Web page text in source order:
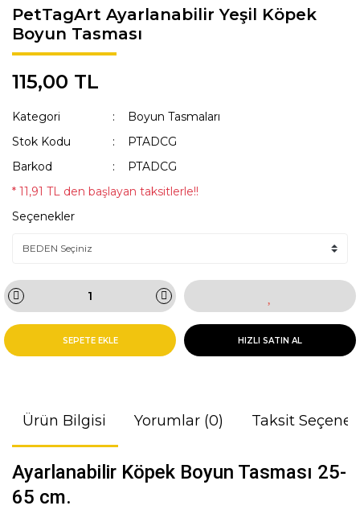
PetTagArt Ayarlanabilir Yeşil Köpek
Boyun Tasması
115,00 TL
Kategori
Boyun Tasmaları
Stok Kodu
PTADCG
Barkod
PTADCG
* 11,91 TL den başlayan taksitlerle!!
Seçenekler
SEPETE EKLE HIZLI SATIN AL
Ürün Bilgisi Yorumlar (0) Taksit
Ayarlanabilir Köpek Boyun Tasması 25-
65 cm.